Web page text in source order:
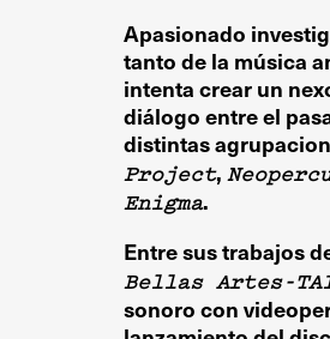
Apasionado
tanto de la música
intenta crear un
diálogo entre el
distintas
Project,
Enigma.
Entre sus trabajos
Bellas Artes-
sonoro con